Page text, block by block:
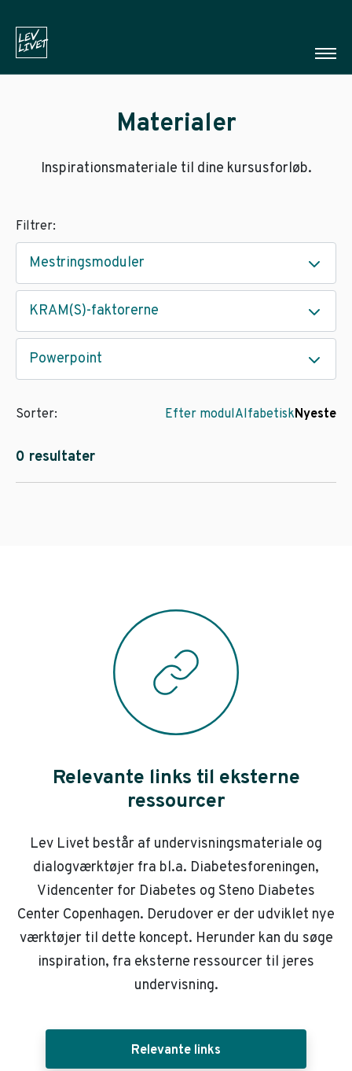
Materialer
Inspirationsmateriale til dine kursusforløb.
Filtrer:
Mestringsmoduler
KRAM(S)-faktorerne
Powerpoint
0 resultater
Sorter: Efter modulAlfabetiskNyeste
Relevante links til eksterne
ressourcer
Lev Livet består af undervisningsmateriale og
dialogværktøjer fra bl.a. Diabetesforeningen,
Videncenter for Diabetes og Steno Diabetes
Center Copenhagen. Derudover er der udviklet nye
værktøjer til dette koncept. Herunder kan du søge
inspiration, fra eksterne ressourcer til jeres
undervisning.
Relevante links